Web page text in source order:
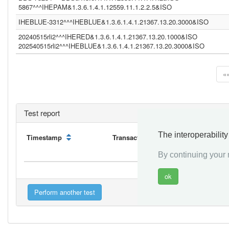
(1.3.6.1.4.1.21367.2011.2.5.5523)
(1.3.6.1.4.1.21367.13.20.1000)
5867^^^IHEPAM&1.3.6.1.4.1.12559.11.1.2.2.5&ISO
IHEBLUE-3312^^^IHEBLUE&1.3.6.1.4.1.21367.13.20.3000&ISO
20240515rli2^^^IHERED&1.3.6.1.4.1.21367.13.20.1000&ISO
202540515rli2^^^IHEBLUE&1.3.6.1.4.1.21367.13.20.3000&ISO
Test report
Timestamp Transaction Initiator
The
By continuing your